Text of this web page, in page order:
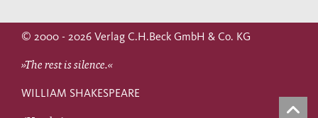
© 2000 - 2026 Verlag C.H.Beck GmbH & Co. KG
»The rest is silence.«
WILLIAM SHAKESPEARE